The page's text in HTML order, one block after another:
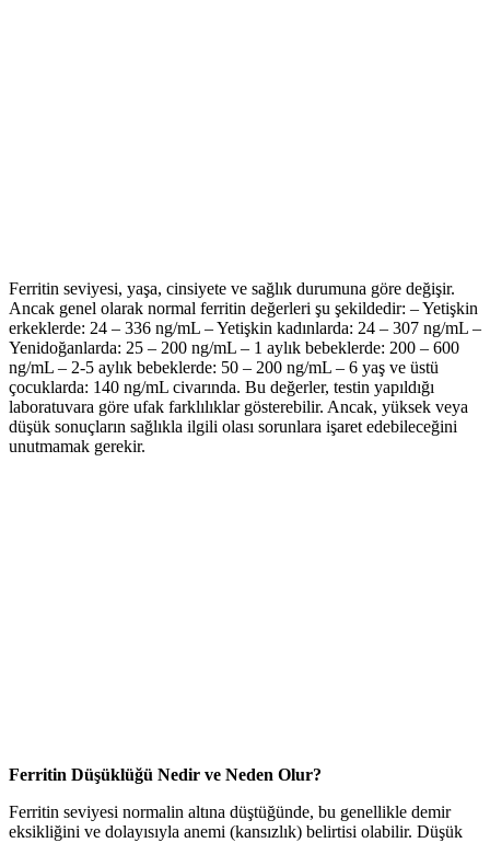
Ferritin seviyesi, yaşa, cinsiyete ve sağlık durumuna göre değişir.
Ancak genel olarak normal ferritin değerleri şu şekildedir: – Yetişkin
erkeklerde: 24 – 336 ng/mL – Yetişkin kadınlarda: 24 – 307 ng/mL –
Yenidoğanlarda: 25 – 200 ng/mL – 1 aylık bebeklerde: 200 – 600
ng/mL – 2-5 aylık bebeklerde: 50 – 200 ng/mL – 6 yaş ve üstü
çocuklarda: 140 ng/mL civarında. Bu değerler, testin yapıldığı
laboratuvara göre ufak farklılıklar gösterebilir. Ancak, yüksek veya
düşük sonuçların sağlıkla ilgili olası sorunlara işaret edebileceğini
unutmamak gerekir.
Ferritin Düşüklüğü Nedir ve Neden Olur?
Ferritin seviyesi normalin altına düştüğünde, bu genellikle demir
eksikliğini ve dolayısıyla anemi (kansızlık) belirtisi olabilir. Düşük